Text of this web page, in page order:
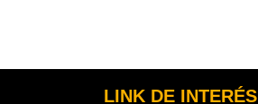
LINK DE INTERÉS